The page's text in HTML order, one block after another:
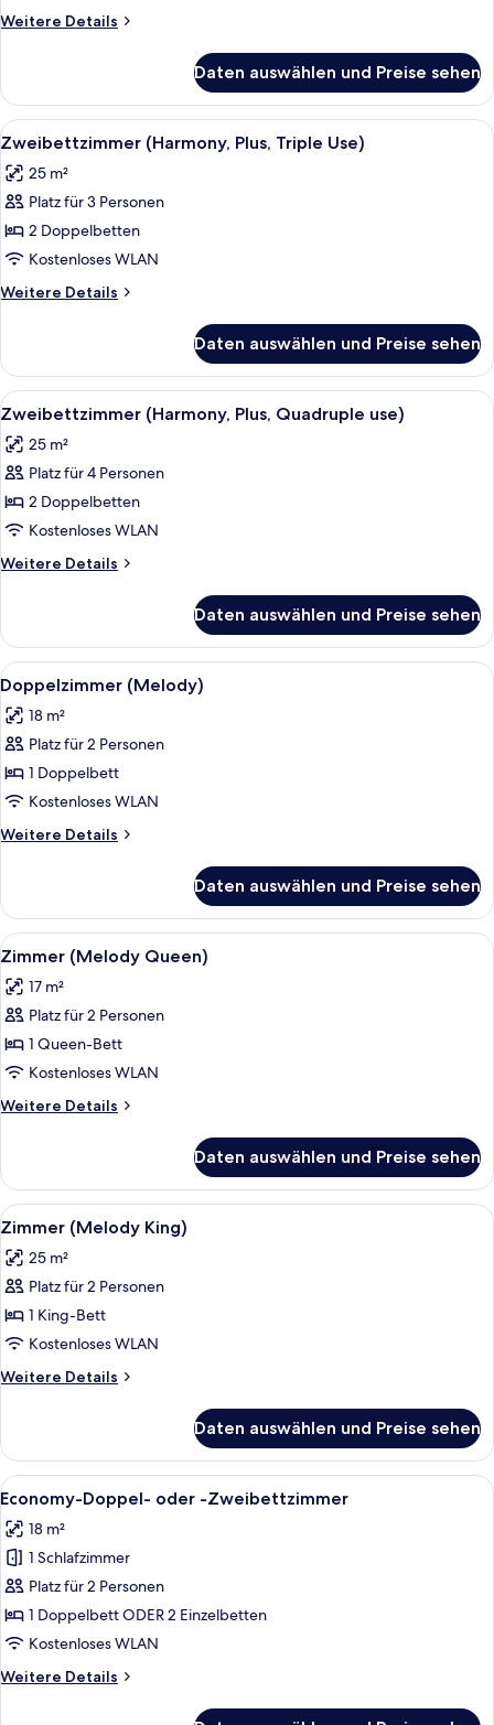
Weitere Details
Weitere
(Harmony)
Daten auswählen und Preise sehen
Alle
Fotos
für
Zweibettzimmer
(Harmony,
Plus,
Triple
Use)
Ein Hotelzimmer mit zwei Betten,
5
Zweibettzimmer (Harmony, Plus, Triple Use)
25 m²
Platz für 3 Personen
2 Doppelbetten
Kostenloses WLAN
Weitere Details
Weitere
(Harmony,
Plus,
Triple
Daten auswählen und Preise sehen
Alle
Fotos
für
Zweibettzimmer
(Harmony,
Plus,
Quadruple
use)
Ein Hotelzimmer mit zwei Betten,
5
Zweibettzimmer (Harmony, Plus, Quadruple use)
25 m²
Platz für 4 Personen
2 Doppelbetten
Kostenloses WLAN
Weitere Details
Weitere
(Harmony,
Plus,
Quadruple
use)
Daten auswählen und Preise sehen
Alle
Fotos
für
Doppelzimmer
(Melody)
anzeigen
Ein modernes Hotelzimmer mit
5
Doppelzimmer (Melody)
18 m²
Platz für 2 Personen
1 Doppelbett
Kostenloses WLAN
Weitere Details
Weitere
(Melody)
Daten auswählen und Preise sehen
Alle
Fotos
für
Zimmer
(Melody
Queen)
anzeigen
Ein Hotelzimmer mit einem großen
4
Zimmer (Melody Queen)
17 m²
Platz für 2 Personen
1 Queen-Bett
Kostenloses WLAN
Weitere Details
Weitere
(Melody
Queen)
Daten auswählen und Preise sehen
Alle
Fotos
für
Zimmer
(Melody
King)
anzeigen
Ein modernes Hotelzimmer mit
5
Zimmer (Melody King)
25 m²
Platz für 2 Personen
1 King-Bett
Kostenloses WLAN
Weitere Details
Weitere
(Melody
King)
Daten auswählen und Preise sehen
Alle
Fotos
für
Economy-
Doppel-
oder
-
anzeigen
Ein Hotelzimmer mit zwei Betten,
5
Economy-Doppel- oder -Zweibettzimmer
18 m²
1 Schlafzimmer
Platz für 2 Personen
1 Doppelbett ODER 2 Einzelbetten
Kostenloses WLAN
Weitere Details
Weitere